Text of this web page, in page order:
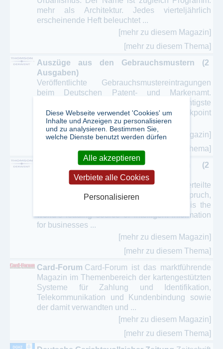
mehr als Architektur. Jedes vierteljährlich
erscheinende Heft beleuchtet ...
[mehr zu diesem Magazin]
[mehr zu diesem Thema]
Auszüge aus den Gebrauchsmustern (2
Ausgaben)
Veröffentlichte Gebrauchsmustereintragungen
beim Deutschen Patent- und Markenamt.
Bibliographie, Hauptanspruch,wichtigste
Zeichnung, Nebenklassenhinweise. Checkpoint
is a tax research system that ...
[mehr zu diesem Magazin]
[mehr zu diesem Thema]
Auszüge aus den Patentschriften (2
Ausgaben)
Vom Deutschen Patent- und Markenamt erteilte
Patente. Bibliographie, Patentanspruch,
wichtigste Zeichnung. Thomson Reuters is the
world’s leading source of intelligent information
for businesses ...
[mehr zu diesem Magazin]
[mehr zu diesem Thema]
Card-Forum Card-Forum ist das marktführende
Magazin im Themenbereich der kartengestützten
Systeme für Zahlung und Identifikation,
Telekommunikation und Kundenbindung sowie
der damit verwandten und ...
[mehr zu diesem Magazin]
[mehr zu diesem Thema]
Diese Webseite verwendet 'Cookies' um
Inhalte und Anzeigen zu personalisieren
und zu analysieren. Bestimmen Sie,
welche Dienste benutzt werden dürfen
Alle akzeptieren
Verbiete alle Cookies
Personalisieren